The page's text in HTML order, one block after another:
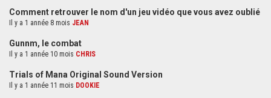
Comment retrouver le nom d'un jeu vidéo que vous avez oublié
Il y a 1 année 8 mois JEAN
Gunnm, le combat
Il y a 1 année 10 mois CHRIS
Trials of Mana Original Sound Version
Il y a 1 année 11 mois DOOKIE